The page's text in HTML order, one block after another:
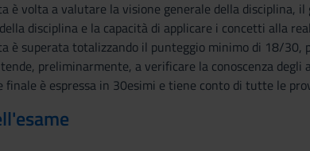
è volta a valutare la visione generale della
disciplina e la capacità di applicare i concetti alla
è superata totalizzando il punteggio minimo di 18/30,
preliminarmente, a verificare la conoscenza
finale è espressa in 30esimi e tiene conto di tutte le